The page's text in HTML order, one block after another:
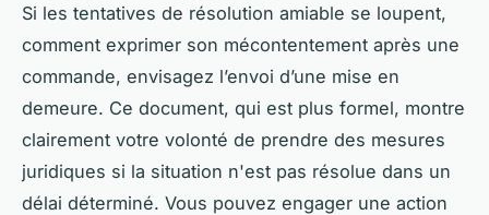
Si les tentatives de résolution amiable se loupent,
comment exprimer son mécontentement après une
commande, envisagez l’envoi d’une mise en
demeure. Ce document, qui est plus formel, montre
clairement votre volonté de prendre des mesures
juridiques si la situation n'est pas résolue dans un
délai déterminé. Vous pouvez engager une action